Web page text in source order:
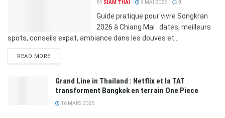
BYSIAM THAI 3 MAI 2026 0
Guide pratique pour vivre Songkran
2026 à Chiang Mai : dates, meilleurs
spots, conseils expat, ambiance dans les douves et...
READ MORE
Grand Line in Thailand : Netflix et la TAT
transforment Bangkok en terrain One Piece
16 MARS 2026